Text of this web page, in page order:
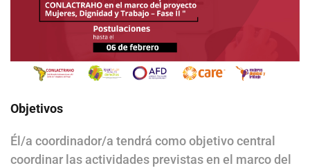
Objetivos
Él/a coordinador/a tendrá como objetivo central
coordinar las actividades previstas en el marco del